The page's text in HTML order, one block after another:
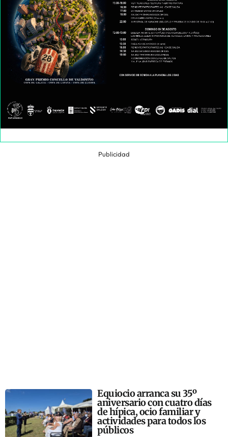
Publicidad
Equiocio arranca su 35º
aniversario con cuatro días
de hípica, ocio familiar y
actividades para todos los
públicos